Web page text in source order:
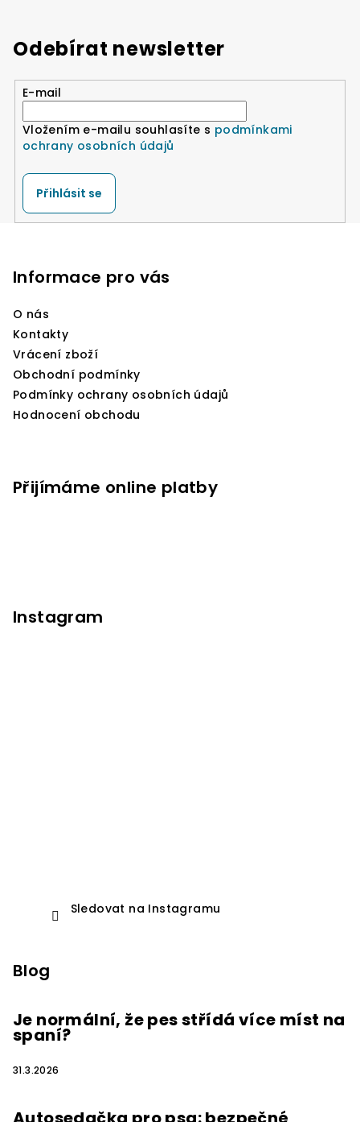
Odebírat newsletter
E-mail
Vložením e-mailu souhlasíte s podmínkami
ochrany osobních údajů
Přihlásit se
Informace pro vás
O nás
Kontakty
Vrácení zboží
Obchodní podmínky
Podmínky ochrany osobních údajů
Hodnocení obchodu
Přijímáme online platby
Instagram
Sledovat na Instagramu
Blog
Je normální, že pes střídá více míst na
spaní?
31.3.2026